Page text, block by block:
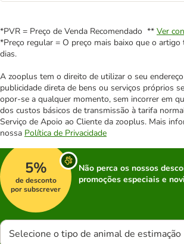
*PVR = Preço de Venda Recomendado ** Ver
*Preço regular = O preço mais baixo que o
dias.
A zooplus tem o direito de utilizar o seu
publicidade direta de bens ou serviços próprios
opor-se a qualquer momento, sem incorrer em
dos custos básicos de transmissão à tarifa
Serviço de Apoio ao Cliente da zooplus. Mais
nossa Política de Privacidade
5%
de desconto
por subscrever
Não perca os nossos
promoções especiais e
Selecione o tipo de animal de estimação